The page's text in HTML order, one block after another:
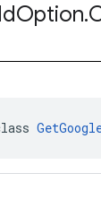
IdOption.